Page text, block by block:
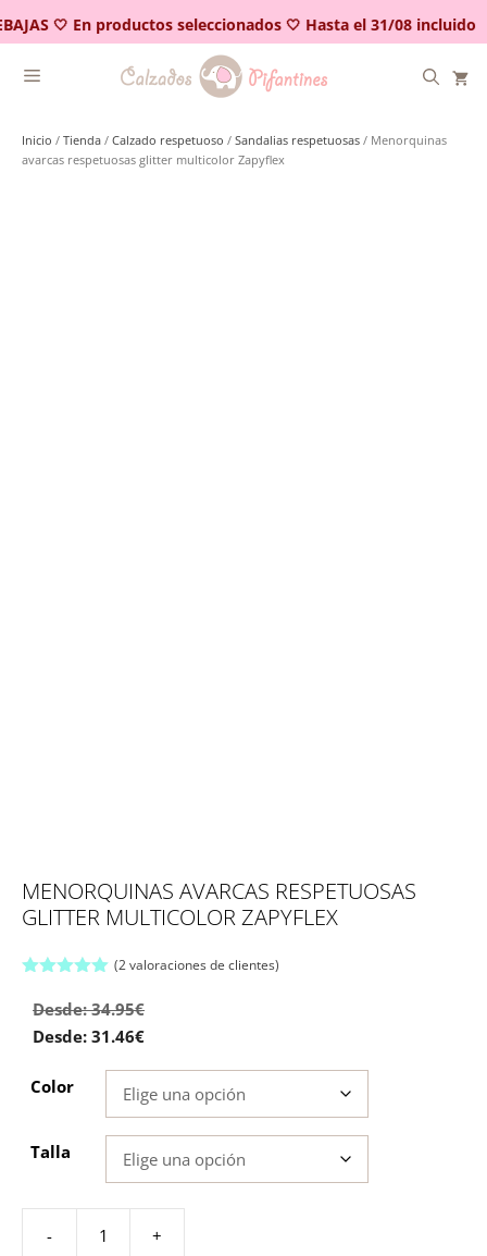
🤍 En productos seleccionados 🤍 Hasta el 31/08 incluido
al
contenido
Inicio / Tienda / Calzado respetuoso / Sandalias respetuosas / Menorquinas
avarcas respetuosas glitter multicolor Zapyflex
MENORQUINAS AVARCAS RESPETUOSAS
GLITTER MULTICOLOR ZAPYFLEX
(2valoraciones de clientes)
Desde:34.95€
Desde: 31.46€
Color
Talla
- +